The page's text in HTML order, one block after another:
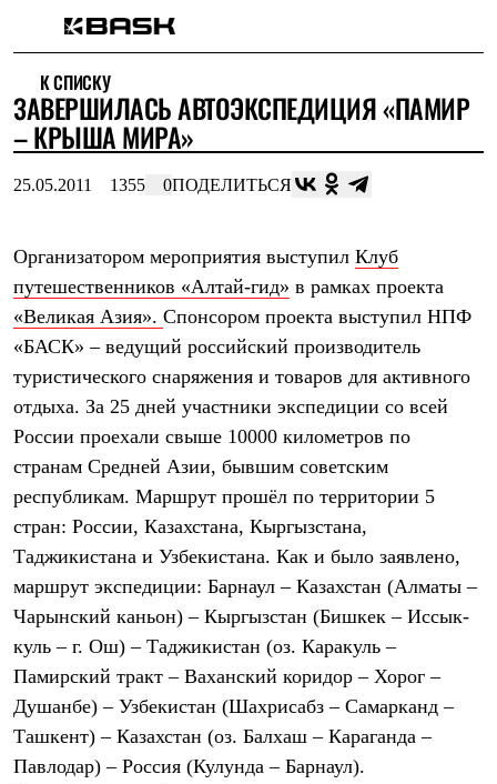
Интернет-магазин
Мужская одежда
Утепленная пухом
Куртки
Жилеты
Куртки
Брюки
Штормовая одежда
Куртки
Брюки
Софтшелл одежда
Куртки
Брюки
Флисовая одежда
Куртки
Брюки
Термобелье
Теплое термобелье
Среднее термобелье
Легкое термобелье
Лёгкая одежда
Футболки
Рубашки
Толстовки
Брюки
Шорты
Женская одежда
Утепленная пухом
Куртки
К СПИСКУ
ЗАВЕРШИЛАСЬ АВТОЭКСПЕДИЦИЯ «ПАМИР
– КРЫША МИРА»
25.05.2011 1355 0ПОДЕЛИТЬСЯ
Организатором мероприятия выступил Клуб
путешественников «Алтай-гид» в рамках проекта
«Великая Азия». Спонсором проекта выступил НПФ
«БАСК» – ведущий российский производитель
туристического снаряжения и товаров для активного
отдыха. За 25 дней участники экспедиции со всей
России проехали свыше 10000 километров по
странам Средней Азии, бывшим советским
республикам. Маршрут прошёл по территории 5
стран: России, Казахстана, Кыргызстана,
Таджикистана и Узбекистана. Как и было заявлено,
маршрут экспедиции: Барнаул – Казахстан (Алматы –
Чарынский каньон) – Кыргызстан (Бишкек – Иссык-
куль – г. Ош) – Таджикистан (оз. Каракуль –
Памирский тракт – Ваханский коридор – Хорог –
Душанбе) – Узбекистан (Шахрисабз – Самарканд –
Ташкент) – Казахстан (оз. Балхаш – Караганда –
Павлодар) – Россия (Кулунда – Барнаул).